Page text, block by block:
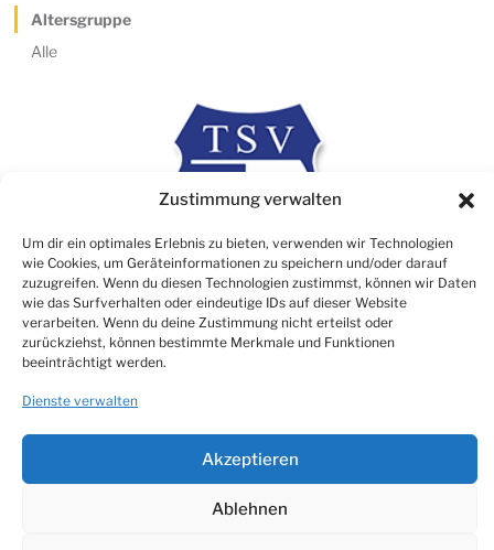
Zustimmung verwalten
Um dir ein optimales Erlebnis zu bieten, verwenden wir Technologien
wie Cookies, um Geräteinformationen zu speichern und/oder darauf
zuzugreifen. Wenn du diesen Technologien zustimmst, können wir Daten
wie das Surfverhalten oder eindeutige IDs auf dieser Website
verarbeiten. Wenn du deine Zustimmung nicht erteilst oder
zurückziehst, können bestimmte Merkmale und Funktionen
beeinträchtigt werden.
Dienste verwalten
Akzeptieren
Ablehnen
Altersgruppe
Alle
Rechtliches
Impressum